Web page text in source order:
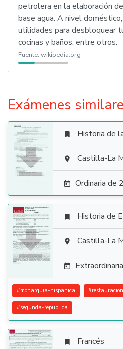
petrolera en la elaboración
base agua. A nivel
utilidades para desbloquear
cocinas y baños, entre otros.
Fuente: wikipedia.org
Exámenes

 Historia de
 Castilla-La
 Ordinaria de

 Historia de
 Castilla-La

#monarquia-hispanica #
#segunda-republica
 Francés